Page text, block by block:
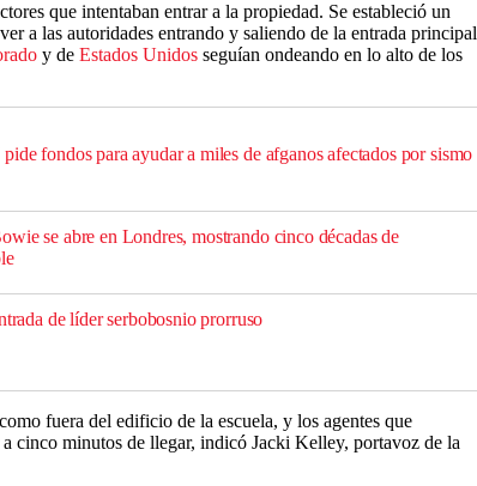
que intentaban entrar a la propiedad. Se estableció un
a las autoridades entrando y saliendo de la entrada principal
y de Estados Unidos seguían ondeando en lo alto de los
fondos para ayudar a miles de afganos afectados por sismo
se abre en Londres, mostrando cinco décadas de
de líder serbobosnio prorruso
fuera del edificio de la escuela, y los agentes que
cinco minutos de llegar, indicó Jacki Kelley, portavoz de la